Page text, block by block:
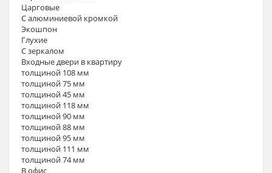
Царговые
С алюминиевой кромкой
Экошпон
Глухие
С зеркалом
Входные двери в квартиру
толщиной 108 мм
толщиной 75 мм
толщиной 45 мм
толщиной 118 мм
толщиной 90 мм
толщиной 88 мм
толщиной 95 мм
толщиной 111 мм
толщиной 74 мм
В офис